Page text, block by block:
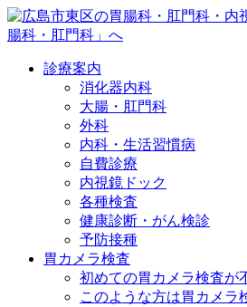
診療案内
消化器内科
大腸・肛門科
外科
内科・生活習慣病
自費診療
内視鏡ドック
各種検査
健康診断・がん検診
予防接種
胃カメラ検査
初めての胃カメラ検査が
このような方は胃カメラ